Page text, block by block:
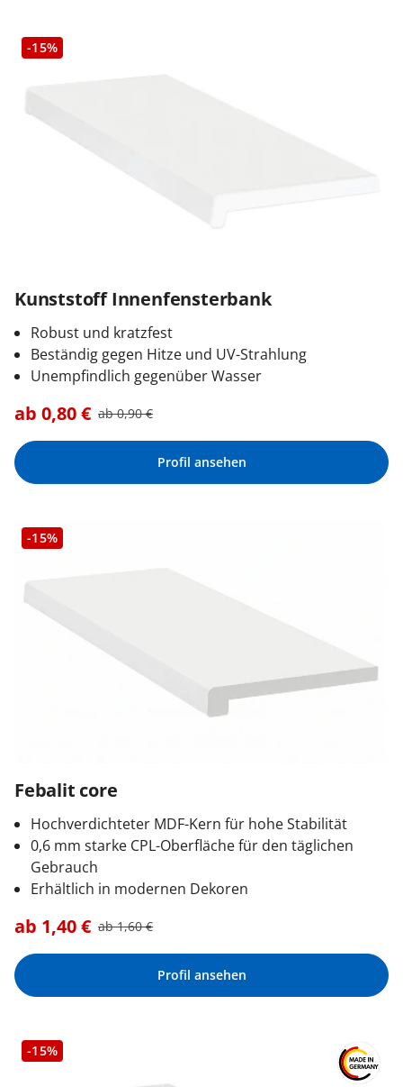
Anmelden / Registrieren
-15%
Kunststoff Innenfensterbank
Robust und kratzfest
Beständig gegen Hitze und UV-Strahlung
Unempfindlich gegenüber Wasser
ab 0,80€ ab0,90€
Profil ansehen
-15%
Febalit core
Hochverdichteter MDF-Kern für hohe Stabilität
0,6 mm starke CPL-Oberfläche für den täglichen
Gebrauch
Erhältlich in modernen Dekoren
ab 1,40€ ab1,60€
Profil ansehen
-15%